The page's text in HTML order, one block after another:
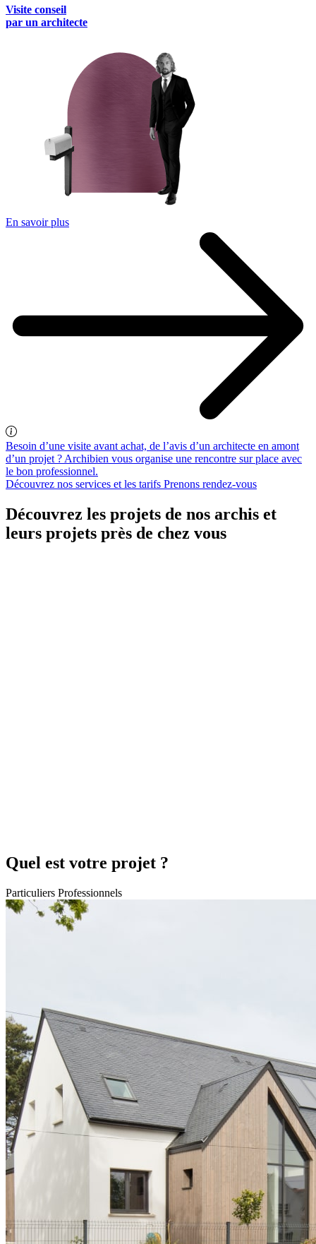
Visite conseil
par un architecte
En savoir plus
Besoin d’une visite avant achat, de l’avis d’un architecte en amont
d’un projet ? Archibien vous organise une rencontre sur place avec
le bon professionnel.
Découvrez nos services et les tarifs Prenons rendez-vous
Découvrez les projets de nos archis et
leurs projets près de chez vous
Quel est votre projet ?
Particuliers Professionnels